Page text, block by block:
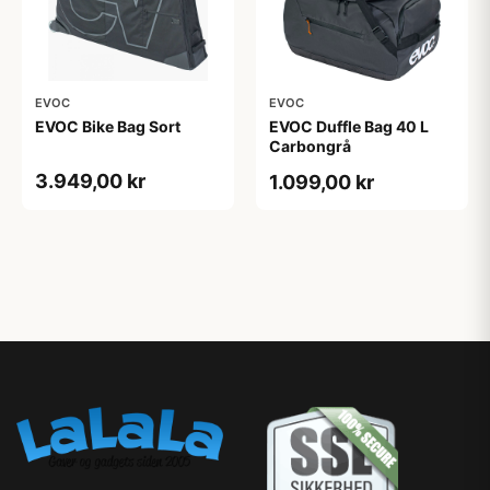
EVOC
EVOC Bike Bag Sort
3.949,00 kr
EVOC
EVOC Duffle Bag 40 L
Carbongrå
1.099,00 kr